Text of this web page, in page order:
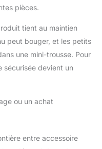
pièces.
tient au maintien
peut bouger, et les petits
une mini-trousse. Pour
sécurisée devient un
ou un achat
entre accessoire